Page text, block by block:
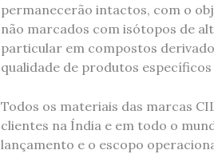
permanecerão intactos, com o
não marcados com isótopos de
particular em compostos
qualidade de produtos
Todos os materiais das marcas
clientes na Índia e em todo o
lançamento e o escopo